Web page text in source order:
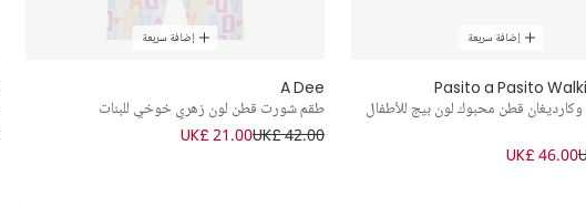
إضافة سريعة
Pasito a Pasito
قطن محبوك لون بيج للأطفال
UK£ 46.00
إضافة سريعة
A Dee
طقم شورت قطن لون زهري خوخي للبنات
UK£ 42.00
UK£ 21.00